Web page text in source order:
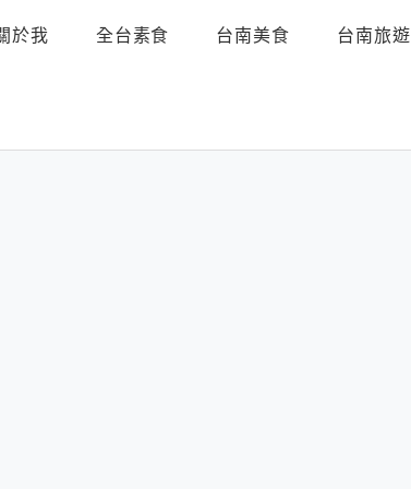
於我 全台素食 台南美食 台南旅遊